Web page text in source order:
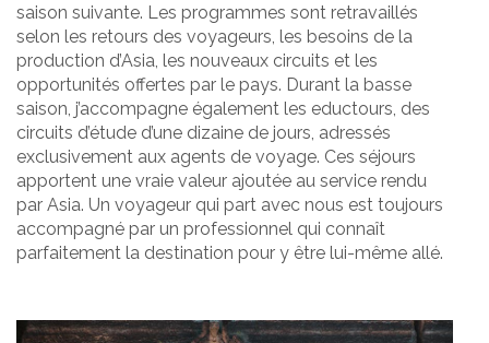
saison suivante. Les programmes sont retravaillés
selon les retours des voyageurs, les besoins de la
production d’Asia, les nouveaux circuits et les
opportunités offertes par le pays. Durant la basse
saison, j’accompagne également les eductours, des
circuits d’étude d’une dizaine de jours, adressés
exclusivement aux agents de voyage. Ces séjours
apportent une vraie valeur ajoutée au service rendu
par Asia. Un voyageur qui part avec nous est toujours
accompagné par un professionnel qui connaît
parfaitement la destination pour y être lui-même allé.